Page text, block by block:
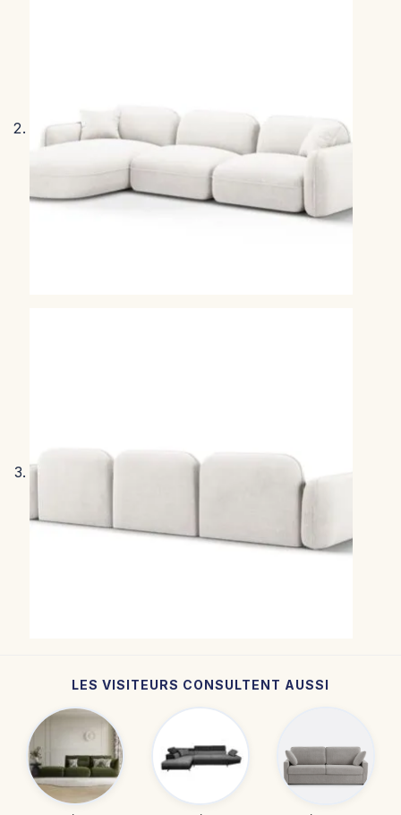
LES VISITEURS CONSULTENT AUSSI